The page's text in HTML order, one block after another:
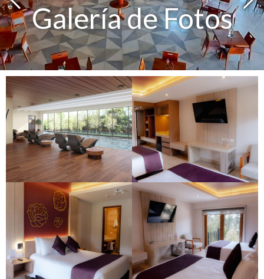
Galería de Fotos